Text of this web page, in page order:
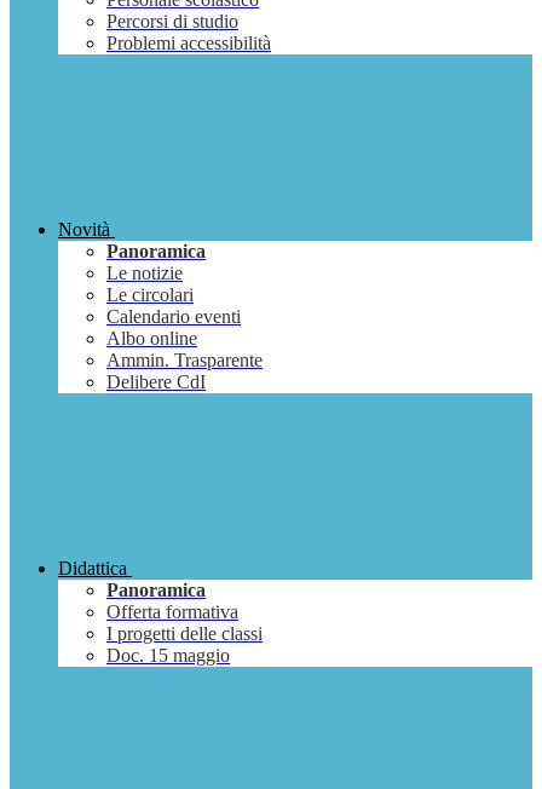
Percorsi di studio
Problemi accessibilità
Novità
Panoramica
Le notizie
Le circolari
Calendario eventi
Albo online
Ammin. Trasparente
Delibere CdI
Didattica
Panoramica
Offerta formativa
I progetti delle classi
Doc. 15 maggio